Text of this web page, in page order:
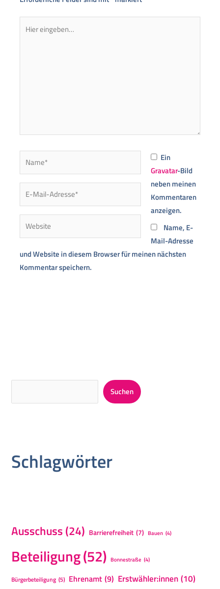
eingeben…
Name*
E-
Adresse*
Website
Ein
Gravatar-Bild
neben meinen
Kommentaren
anzeigen.
Name, E-
Mail-Adresse
und Website in diesem Browser für meinen nächsten
Kommentar speichern.
Suchen
Schlagwörter
Ausschuss (24) Barrierefreiheit (7) Bauen (4)
Beteiligung(52) Bonnestraße (4)
Bürgerbeteiligung (5) Ehrenamt (9) Erstwähler:innen (10)